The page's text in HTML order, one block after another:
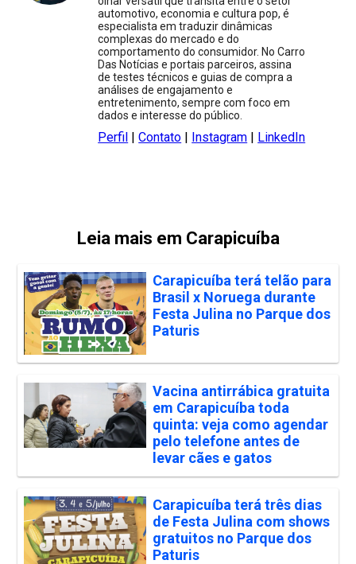
automotivo, economia e cultura pop, é
especialista em traduzir dinâmicas
complexas do mercado e do
comportamento do consumidor. No Carro
Das Notícias e portais parceiros, assina
de testes técnicos e guias de compra a
análises de engajamento e
entretenimento, sempre com foco em
dados e interesse do público.
Perfil |Contato | Instagram | LinkedIn
Leia mais em Carapicuíba
Carapicuíba terá telão para
Brasil x Noruega durante
Festa Julina no Parque dos
Paturis
Vacina antirrábica gratuita
em Carapicuíba toda
quinta: veja como agendar
pelo telefone antes de
levar cães e gatos
Carapicuíba terá três dias
de Festa Julina com shows
gratuitos no Parque dos
Paturis